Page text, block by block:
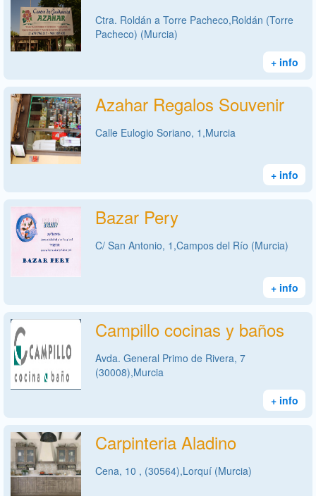
Ctra. Roldán a Torre Pacheco,Roldán (Torre
Pacheco) (Murcia)
+ info
Azahar Regalos Souvenir
Calle Eulogio Soriano, 1,Murcia
+ info
Bazar Pery
C/ San Antonio, 1,Campos del Río (Murcia)
+ info
Campillo cocinas y baños
Avda. General Primo de Rivera, 7
(30008),Murcia
+ info
Carpinteria Aladino
Cena, 10 , (30564),Lorquí (Murcia)